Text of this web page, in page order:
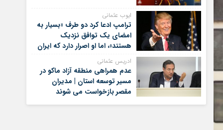
ایوب عثمانی
ترامپ ادعا کرد دو طرف «بسیار به
امضای یک توافق نزدیک
هستند»، اما او اصرار دارد که ایران
برای کنار گذاشتن برنامه‌های
هسته‌ای خود گام‌های بیشتری
بردارد
ادریس عثمانی
عدم همراهی منطقه آزاد ماکو در
مسیر توسعه استان | مدیران
مقصر بازخواست می شوند